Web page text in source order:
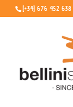
[+34] 676 452 638